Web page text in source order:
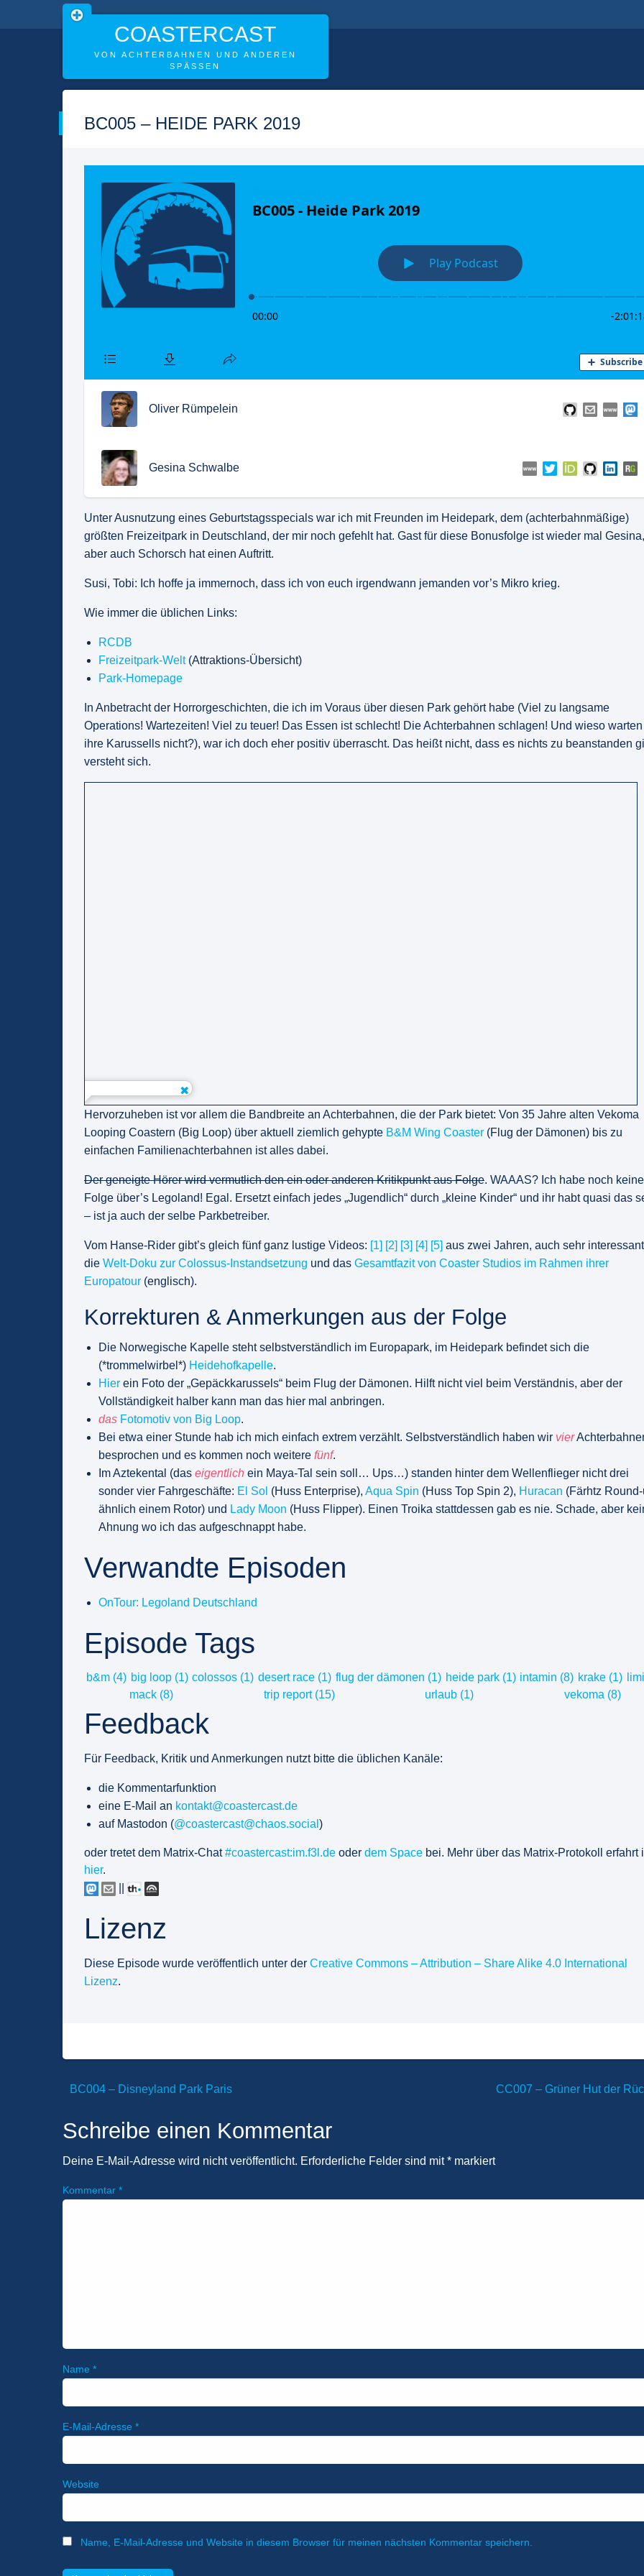
COASTERCAST
VON ACHTERBAHNEN UND ANDEREN
SPÄSSEN
to
contentBC005 – HEIDE PARK 2019
Oliver Rümpelein
Gesina Schwalbe
Unter Ausnutzung eines Geburtstagsspecials war ich mit Freunden im Heidepark, dem (achterbahnmäßige)
größten Freizeitpark in Deutschland, der mir noch gefehlt hat. Gast für diese Bonusfolge ist wieder mal Gesina,
aber auch Schorsch hat einen Auftritt.
Susi, Tobi: Ich hoffe ja immernoch, dass ich von euch irgendwann jemanden vor’s Mikro krieg.
Wie immer die üblichen Links:
RCDB
Freizeitpark-Welt(Attraktions-Übersicht)
Park-Homepage
In Anbetracht der Horrorgeschichten, die ich im Voraus über diesen Park gehört habe (Viel zu langsame
Operations! Wartezeiten! Viel zu teuer! Das Essen ist schlecht! Die Achterbahnen schlagen! Und wieso
ihre Karussells nicht?), war ich doch eher positiv überrascht. Das heißt nicht, dass es nichts zu beanstanden
versteht sich.
Hervorzuheben ist vor allem die Bandbreite an Achterbahnen, die der Park bietet: Von 35 Jahre alten Vekoma
Looping Coastern (Big Loop) über aktuell ziemlich gehypte B&M Wing Coaster (Flug der Dämonen) bis zu
einfachen Familienachterbahnen ist alles dabei.
Der geneigte Hörer wird vermutlich den ein oder anderen Kritikpunkt aus Folge. WAAAS? Ich habe noch keine
Folge über’s Legoland! Egal. Ersetzt einfach jedes „Jugendlich“ durch „kleine Kinder“ und ihr habt quasi das
– ist ja auch der selbe Parkbetreiber.
Vom Hanse-Rider gibt’s gleich fünf ganz lustige Videos: [1] [2] [3] [4] [5] aus zwei Jahren, auch sehr
die Welt-Doku zur Colossus-Instandsetzung und das Gesamtfazit von Coaster Studios im Rahmen ihrer
Europatour (englisch).
Korrekturen & Anmerkungen aus der Folge
Die Norwegische Kapelle steht selbstverständlich im Europapark, im Heidepark befindet sich die
(*trommelwirbel*) Heidehofkapelle.
Hier ein Foto der „Gepäckkarussels“ beim Flug der Dämonen. Hilft nicht viel beim Verständnis, aber der
Vollständigkeit halber kann man das hier mal anbringen.
das Fotomotiv von Big Loop.
Bei etwa einer Stunde hab ich mich einfach extrem verzählt. Selbstverständlich haben wir vier
besprochen und es kommen noch weitere fünf.
Im Aztekental (das eigentlich ein Maya-Tal sein soll… Ups…) standen hinter dem Wellenflieger nicht drei
sonder vier Fahrgeschäfte: El Sol (Huss Enterprise), Aqua Spin (Huss Top Spin 2), Huracan (Färhtz
ähnlich einem Rotor) und Lady Moon (Huss Flipper). Einen Troika stattdessen gab es nie. Schade, aber
Ahnung wo ich das aufgeschnappt habe.
Verwandte Episoden
OnTour: Legoland Deutschland
Episode Tags
b&m (4) big loop (1) colossos (1) desert race (1) flug der dämonen (1) heide park (1) intamin (8) krake (1)
mack (8)
trip report (15) urlaub (1) vekoma (8)
Feedback
Für Feedback, Kritik und Anmerkungen nutzt bitte die üblichen Kanäle:
die Kommentarfunktion
eine E-Mail an kontakt@coastercast.de
auf Mastodon (@coastercast@chaos.social )
oder tretet dem Matrix-Chat#coastercast:im.f3l.de oder dem Space bei. Mehr über das Matrix-Protokoll erfahrt
hier.
Lizenz
Diese Episode wurde veröffentlich unter der Creative Commons – Attribution – Share Alike 4.0 International
Lizenz.
Beitragsnavigation
BC004 – Disneyland Park Paris CC007 – Grüner Hut der
Schreibe einen Kommentar
Deine E-Mail-Adresse wird nicht veröffentlicht. Erforderliche Felder sind mit* markiert
Kommentar *
Name *
E-Mail-Adresse *
Website
Name, E-Mail-Adresse und Website in diesem Browser für meinen nächsten Kommentar speichern.